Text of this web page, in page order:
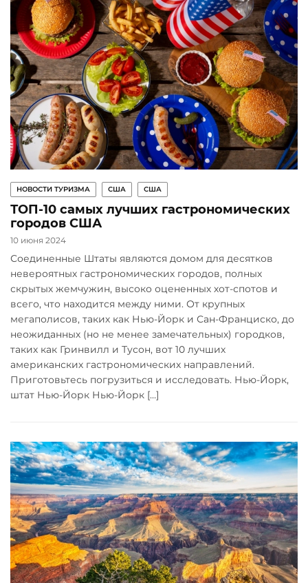
НОВОСТИ ТУРИЗМА США США
ТОП-10 самых лучших гастрономических
городов США
10 июня 2024
Соединенные Штаты являются домом для десятков
невероятных гастрономических городов, полных
скрытых жемчужин, высоко оцененных хот-спотов и
всего, что находится между ними. От крупных
мегаполисов, таких как Нью-Йорк и Сан-Франциско, до
неожиданных (но не менее замечательных) городков,
таких как Гринвилл и Тусон, вот 10 лучших
американских гастрономических направлений.
Приготовьтесь погрузиться и исследовать. Нью-Йорк,
штат Нью-Йорк Нью-Йорк […]